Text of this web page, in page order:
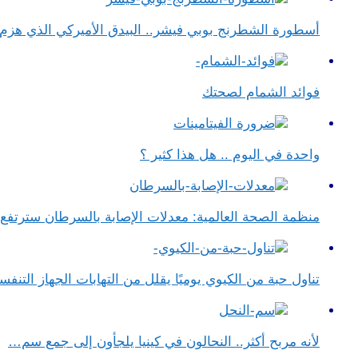
أسطورة الشطرنج بوبي فيشر.. البيدق الأميركي الذي
فوائد الشمام لصحتك
واحدة في اليوم .. هل هذا كثير ؟
منظمة الصحة العالمية: معدلات الإصابة بالسرطان
تناول حبة من الكيوي يوميًا يقلل من التهابات الجهاز
لأنه مربح أكثر.. النحالون في كينيا يلجأون إلى جمع سم…